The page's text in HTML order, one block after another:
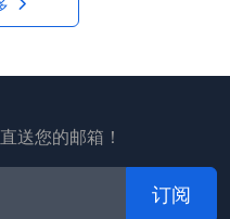
送您的邮箱！
订阅